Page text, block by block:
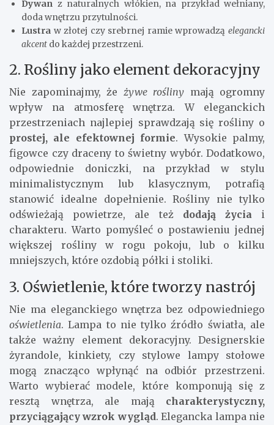
Dywan z naturalnych włókien, na przykład wełniany,
doda wnętrzu przytulności.
Lustra w złotej czy srebrnej ramie wprowadzą elegancki
akcent do każdej przestrzeni.
2. Rośliny jako element dekoracyjny
Nie zapominajmy, że żywe rośliny mają ogromny
wpływ na atmosferę wnętrza. W eleganckich
przestrzeniach najlepiej sprawdzają się rośliny o
prostej, ale efektownej formie. Wysokie palmy,
figowce czy draceny to świetny wybór. Dodatkowo,
odpowiednie doniczki, na przykład w stylu
minimalistycznym lub klasycznym, potrafią
stanowić idealne dopełnienie. Rośliny nie tylko
odświeżają powietrze, ale też dodają życiai
charakteru. Warto pomyśleć o postawieniu jednej
większej rośliny w rogu pokoju, lub o kilku
mniejszych, które ozdobią półki i stoliki.
3. Oświetlenie, które tworzy nastrój
Nie ma eleganckiego wnętrza bez odpowiedniego
oświetlenia. Lampa to nie tylko źródło światła, ale
także ważny element dekoracyjny. Designerskie
żyrandole, kinkiety, czy stylowe lampy stołowe
mogą znacząco wpłynąć na odbiór przestrzeni.
Warto wybierać modele, które komponują się z
resztą wnętrza, ale mają charakterystyczny,
przyciągający wzrok wygląd. Elegancka lampa nie